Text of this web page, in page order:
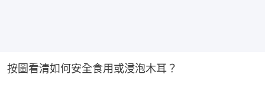
按圖看清如何安全食用或浸泡木耳？